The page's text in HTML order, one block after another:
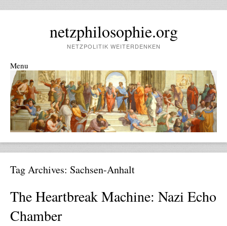
netzphilosophie.org
NETZPOLITIK WEITERDENKEN
Menu
Skip to content
Tag Archives: Sachsen-Anhalt
The Heartbreak Machine: Nazi Echo
Chamber